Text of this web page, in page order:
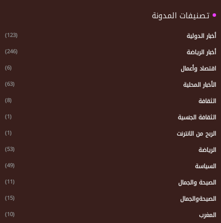
تصنيفات المدونة
أخبار الدولية (123)
أخبار الرياضة (246)
اقتصاد وأعمال (6)
الأخبار المحلية (63)
الثقافة (8)
الثقافة الجنسية (1)
الربح من الانترنت (1)
الرياضة (53)
السياسة (49)
الصيحة والجمال (11)
الصيحةوالجمال (15)
المغرب (10)